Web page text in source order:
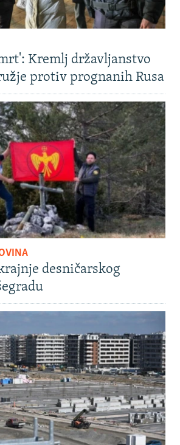
Kremlj državljanstvo
protiv prognanih Rusa
desničarskog